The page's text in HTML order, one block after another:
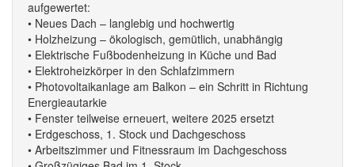
aufgewertet:
• Neues Dach – langlebig und hochwertig
• Holzheizung – ökologisch, gemütlich, unabhängig
• Elektrische Fußbodenheizung in Küche und Bad
• Elektroheizkörper in den Schlafzimmern
• Photovoltaikanlage am Balkon – ein Schritt in Richtung
Energieautarkie
• Fenster teilweise erneuert, weitere 2025 ersetzt
• Erdgeschoss, 1. Stock und Dachgeschoss
• Arbeitszimmer und Fitnessraum im Dachgeschoss